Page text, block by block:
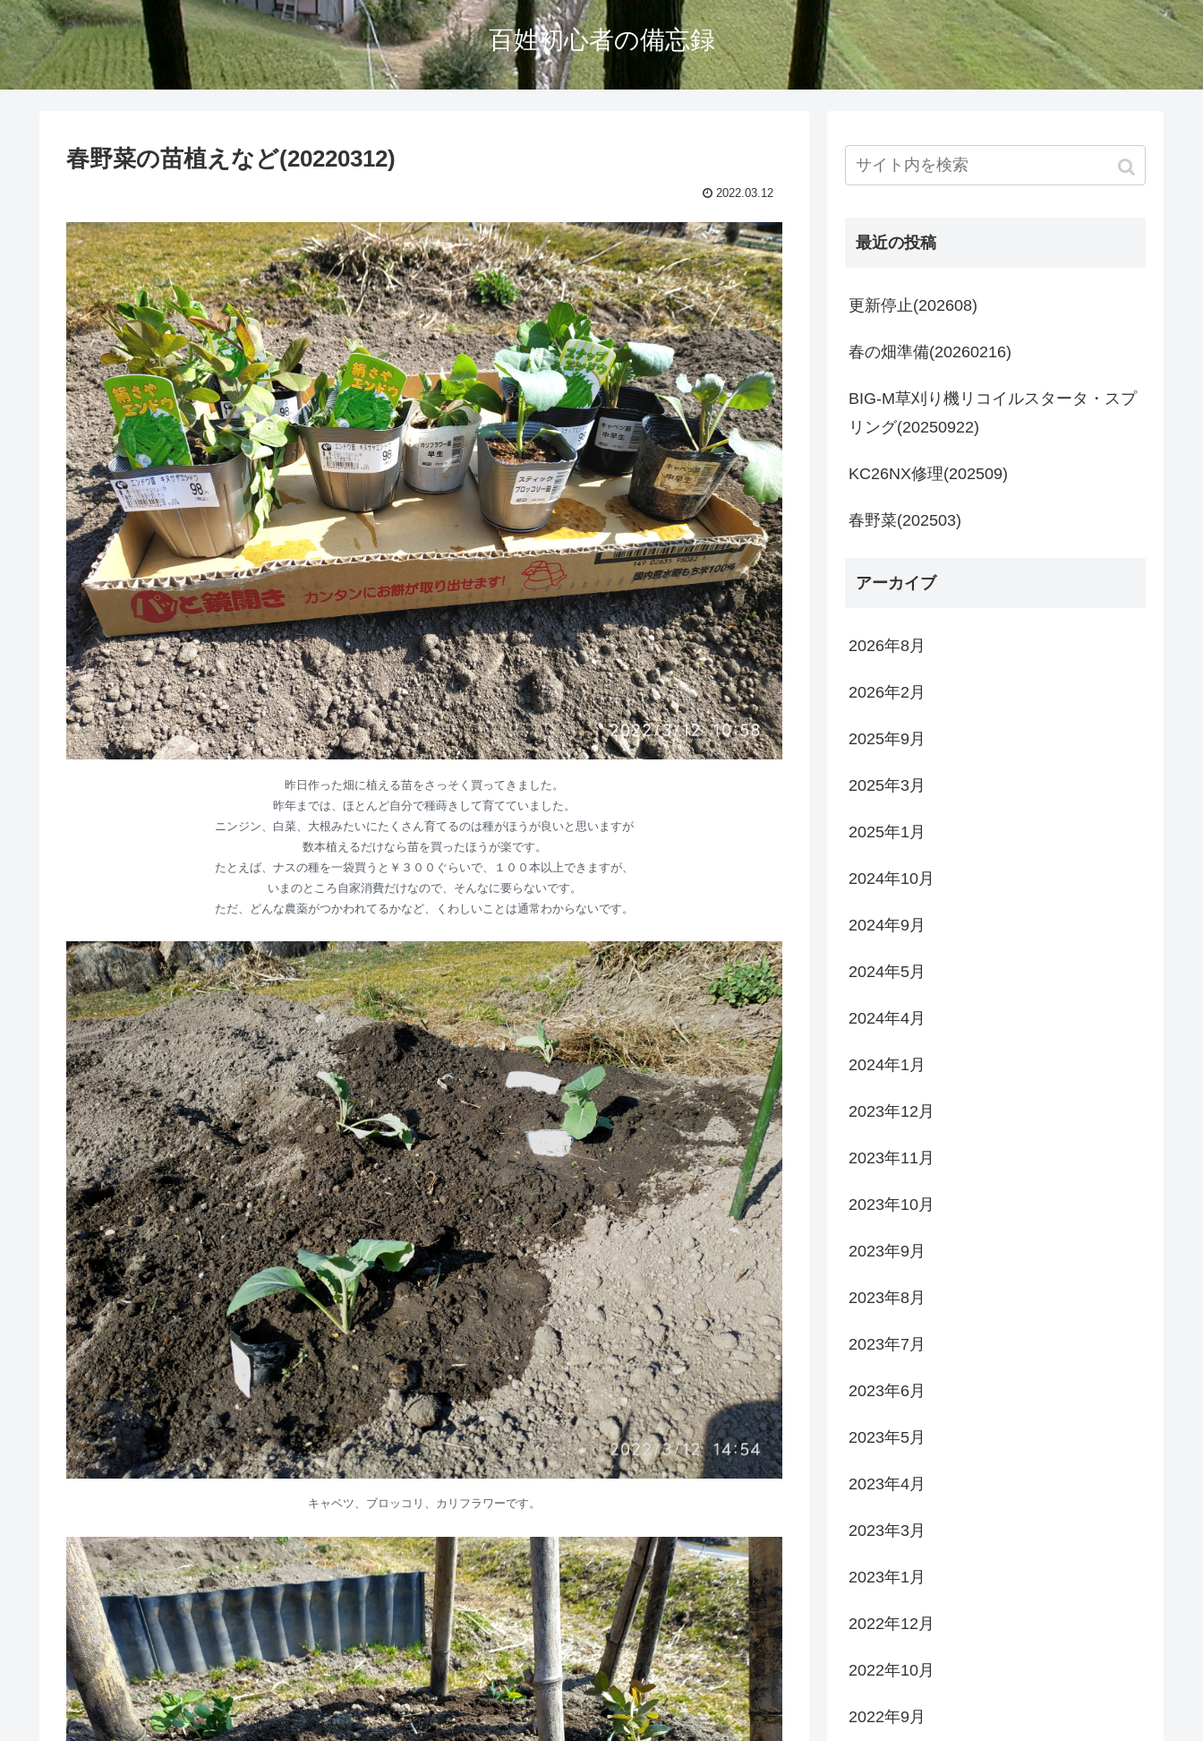
百姓初心者の備忘録
春野菜の苗植えなど(20220312)
2022.03.12
昨日作った畑に植える苗をさっそく買ってきました。
昨年までは、ほとんど自分で種蒔きして育てていました。
ニンジン、白菜、大根みたいにたくさん育てるのは種がほうが良いと思いますが
数本植えるだけなら苗を買ったほうが楽です。
たとえば、ナスの種を一袋買うと￥３００ぐらいで、１００本以上できますが、
いまのところ自家消費だけなので、そんなに要らないです。
ただ、どんな農薬がつかわれてるかなど、くわしいことは通常わからないです。
キャベツ、ブロッコリ、カリフラワーです。
最近の投稿
更新停止(202608)
春の畑準備(20260216)
BIG-M草刈り機リコイルスタータ・スプ
リング(20250922)
KC26NX修理(202509)
春野菜(202503)
アーカイブ
2026年8月
2026年2月
2025年9月
2025年3月
2025年1月
2024年10月
2024年9月
2024年5月
2024年4月
2024年1月
2023年12月
2023年11月
2023年10月
2023年9月
2023年8月
2023年7月
2023年6月
2023年5月
2023年4月
2023年3月
2023年1月
2022年12月
2022年10月
2022年9月